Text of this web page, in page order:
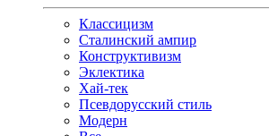
Классицизм
Сталинский ампир
Конструктивизм
Эклектика
Хай-тек
Псевдорусский стиль
Модерн